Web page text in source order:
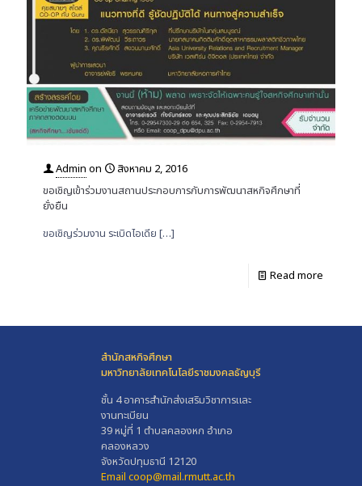
Admin on
สิงหาคม 2, 2016
ขอเชิญเข้าร่วมงานสถานประกอบการกับการพัฒนาสหกิจศึกษาที่
ยั่งยืน
ขอเชิญร่วมงาน ระเบิดไอเดีย […]
Read more
สำนักสหกิจศึกษา
มหาวิทยาลัยเทคโนโลยีราชมงคลธัญบุรี
ชั้น 4 อาคารสำนักส่งเสริมวิชาการและ
งานทะเบียน
39 หมู่ที่ 1 ตำบลคลองหก อำเภอ
คลองหลวง
จังหวัดปทุมธานี 12120
Email coop@mail.rmutt.ac.th